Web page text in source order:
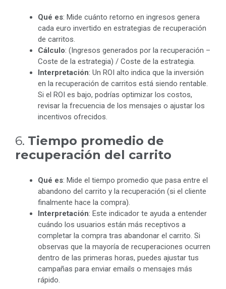
Qué es: Mide cuánto retorno en ingresos genera
cada euro invertido en estrategias de recuperación
de carritos.
Cálculo: (Ingresos generados por la recuperación –
Coste de la estrategia) / Coste de la estrategia.
Interpretación: Un ROI alto indica que la inversión
en la recuperación de carritos está siendo rentable.
Si el ROI es bajo, podrías optimizar los costos,
revisar la frecuencia de los mensajes o ajustar los
incentivos ofrecidos.
6. Tiempo promedio de
recuperación del carrito
Qué es: Mide el tiempo promedio que pasa entre el
abandono del carrito y la recuperación (si el cliente
finalmente hace la compra).
Interpretación: Este indicador te ayuda a entender
cuándo los usuarios están más receptivos a
completar la compra tras abandonar el carrito. Si
observas que la mayoría de recuperaciones ocurren
dentro de las primeras horas, puedes ajustar tus
campañas para enviar emails o mensajes más
rápido.